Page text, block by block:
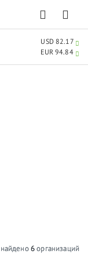
найдено6организаций
USD 82.17
EUR 94.84